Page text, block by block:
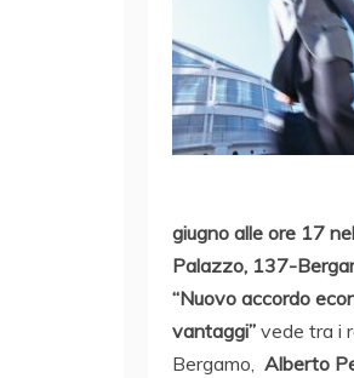
giugno alle ore 17
Palazzo, 137-
“Nuovo accordo
vantaggi” vede tra i
Bergamo, Alberto